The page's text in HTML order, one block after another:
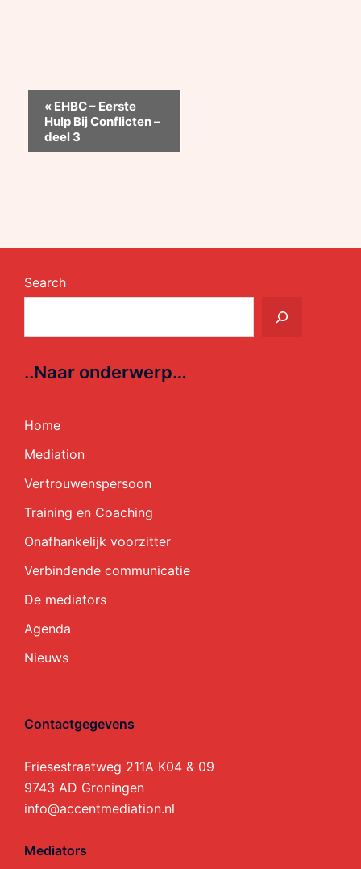
Event
Navigation
« EHBC – Eerste
Hulp Bij Conflicten –
deel 3
Search
..Naar onderwerp…
Home
Mediation
Vertrouwenspersoon
Training en Coaching
Onafhankelijk voorzitter
Verbindende communicatie
De mediators
Agenda
Nieuws
Contactgegevens
Friesestraatweg 211A K04 & 09
9743 AD Groningen
info@accentmediation.nl
Mediators